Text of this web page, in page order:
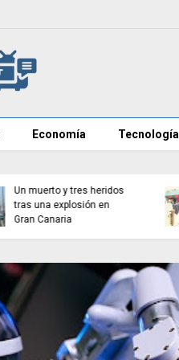
Economía Tecnología
del Mundial 2030 a
Marruecos, según The
Times